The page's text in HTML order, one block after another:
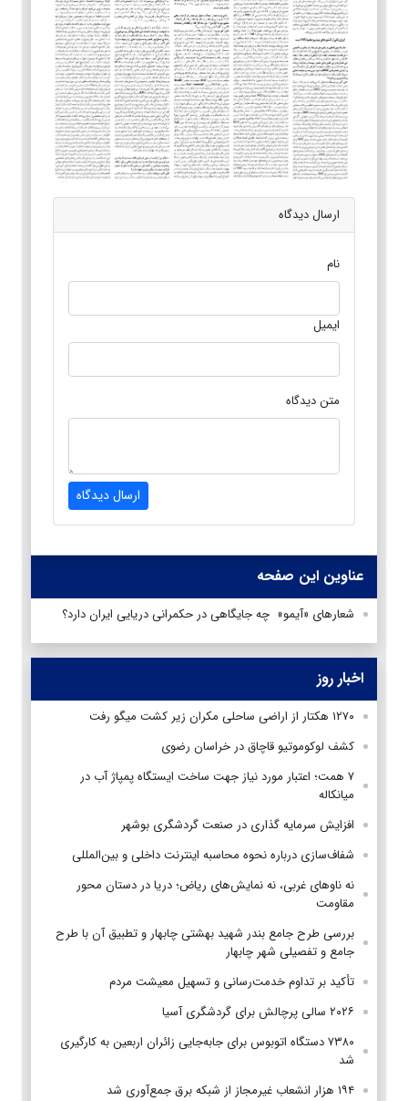
ارسال دیدگاه
نام
ایمیل
متن دیدگاه
ارسال دیدگاه
عناوین این صفحه
شعار‌های «آیمو» چه جایگاهی در حکمرانی دریایی ایران دارد؟
اخبار روز
۱۲۷۰ هکتار از اراضی ساحلی مکران زیر کشت میگو رفت
کشف لوکوموتیو قاچاق در خراسان رضوی
۷ همت؛ اعتبار مورد نیاز جهت ساخت ایستگاه پمپاژ آب در
میانکاله
افزایش سرمایه گذاری در صنعت گردشگری بوشهر
شفاف‌سازی درباره نحوه محاسبه اینترنت داخلی و بین‌المللی
نه ناوهای غربی، نه نمایش‌های ریاض؛ دریا در دستان محور
مقاومت
بررسی طرح جامع بندر شهید بهشتی چابهار و تطبیق آن با طرح
جامع و تفصیلی شهر چابهار
تأکید بر تداوم خدمت‌رسانی و تسهیل معیشت مردم
۲۰۲۶ سالی پرچالش برای گردشگری آسیا
۷۳۸۰ دستگاه اتوبوس برای جابه‌جایی زائران اربعین به‌ کارگیری
شد
۱۹۴ هزار انشعاب غیرمجاز از شبکه برق جمع‌آوری شد